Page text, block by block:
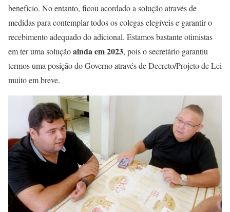
benefício. No entanto, ficou acordado a solução através de
medidas para contemplar todos os colegas elegíveis e garantir o
recebimento adequado do adicional. Estamos bastante otimistas
em ter uma soluçãoainda em 2023, pois o secretário garantiu
termos uma posição do Governo através de Decreto/Projeto de Lei
muito em breve.